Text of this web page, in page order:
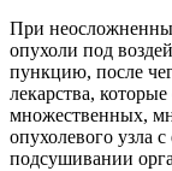
При
опухоли под
пункцию, после
лекарства,
множественных,
опухолевого узла
подсушивании